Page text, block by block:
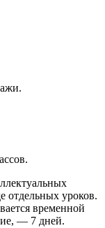
отдельных уроков.
временной
— 7 дней.